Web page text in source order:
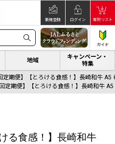
新規登録 ログイン 寄附リスト
ガイド
地域
キャンペーン・
特集
定期便】【とろける食感！】長崎和牛 A5
回定期便】【とろける食感！】長崎和牛
る食感！】長崎和牛